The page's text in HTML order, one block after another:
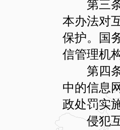
第三条
本办法对
保护。国
信管理机
第四条
中的信息
政处罚实
侵犯互